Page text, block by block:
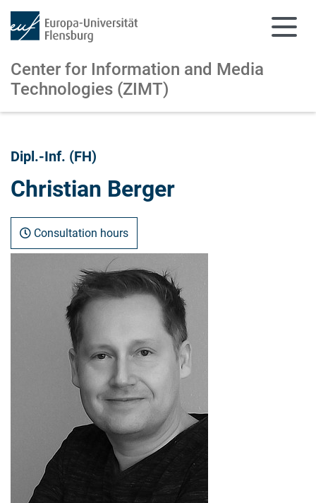
Center for Information and Media
Technologies (ZIMT)
Dipl.-Inf. (FH)
Christian Berger
Consultation hours